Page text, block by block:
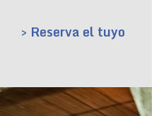
> Reserva el tuyo